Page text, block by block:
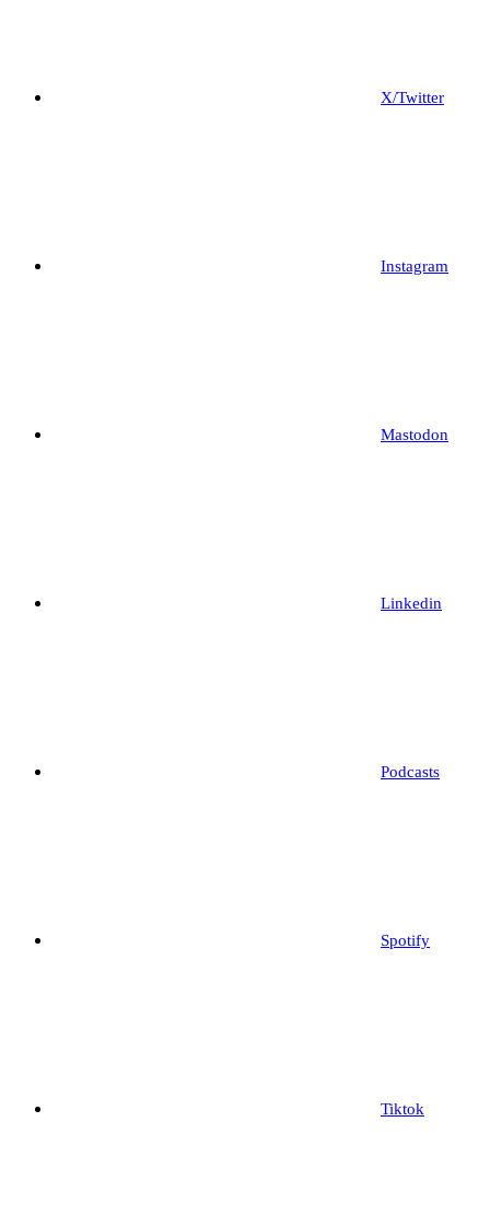
X/Twitter
Instagram
Mastodon
Linkedin
Podcasts
Spotify
Tiktok